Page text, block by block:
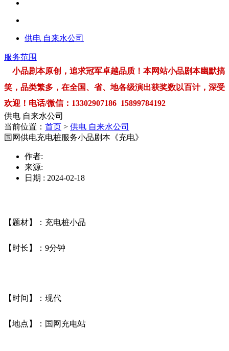
供电 自来水公司
服务范围
小品剧本原创，追求冠军卓越品质！本网站小品剧本幽默搞
笑，品类繁多，在全国、省、地各级演出获奖数以百计，深受
欢迎！电话/微信：13302907186 15899784192
供电 自来水公司
当前位置： 首页 > 供电 自来水公司
国网供电充电桩服务小品剧本《充电》
作者:
来源:
日期 : 2024-02-18
【题材】：充电桩小品
【时长】： 9分钟
【时间】：现代
【地点】：国网充电站